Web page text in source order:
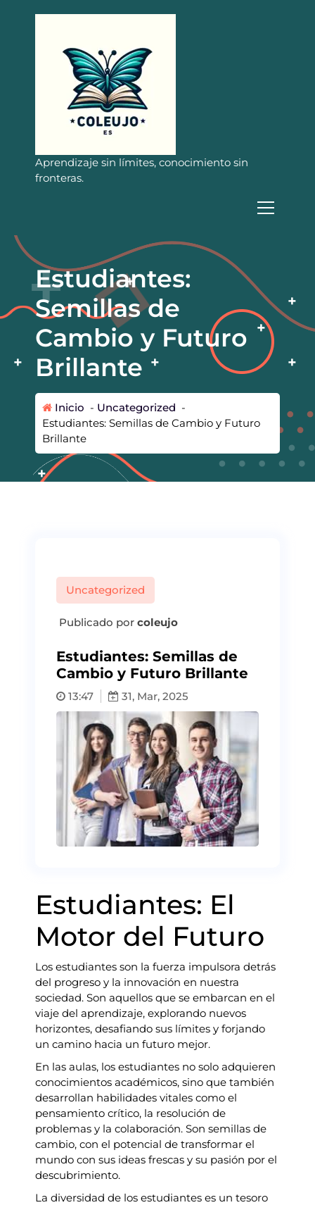
Aprendizaje sin límites, conocimiento sin
fronteras.
Estudiantes:
Semillas de
Cambio y Futuro
Brillante
Inicio - Uncategorized -
Estudiantes: Semillas de Cambio y Futuro
Brillante
Uncategorized
Publicado por coleujo
Estudiantes: Semillas de
Cambio y Futuro Brillante
13:47 31, Mar, 2025
Estudiantes: El
Motor del Futuro
Los estudiantes son la fuerza impulsora detrás
del progreso y la innovación en nuestra
sociedad. Son aquellos que se embarcan en el
viaje del aprendizaje, explorando nuevos
horizontes, desafiando sus límites y forjando
un camino hacia un futuro mejor.
En las aulas, los estudiantes no solo adquieren
conocimientos académicos, sino que también
desarrollan habilidades vitales como el
pensamiento crítico, la resolución de
problemas y la colaboración. Son semillas de
cambio, con el potencial de transformar el
mundo con sus ideas frescas y su pasión por el
descubrimiento.
La diversidad de los estudiantes es un tesoro